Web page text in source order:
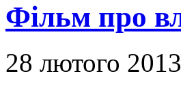
Фільм про
28 лютого 2013